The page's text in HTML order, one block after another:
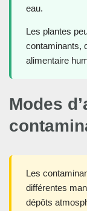
eau.
Les plantes
contaminants,
alimentaire
Modes
Les
différentes
dépôts